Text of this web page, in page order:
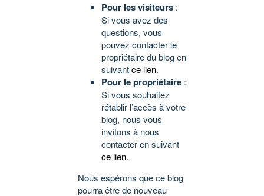
Pour les visiteurs :
Si vous avez des
questions, vous
pouvez contacter le
propriétaire du blog en
suivantce lien.
Pour le propriétaire :
Si vous souhaitez
rétablir l’accès à votre
blog, nous vous
invitons à nous
contacter en suivant
ce lien.
Nous espérons que ce blog
pourra être de nouveau